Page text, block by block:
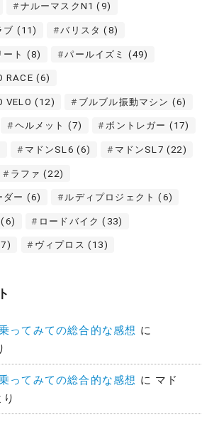
ナルーマスクN1 (9)
ブ (11) バリスタ (8)
ト (8) パールイズミ (49)
RACE (6)
VELO (12) ブルブル振動マシン (6)
ヘルメット (7) ボントレガー (17)
マドンSL6 (6) マドンSL7 (22)
ラファ (22)
ダー (6) ルディプロジェクト (6)
(6) ロードバイク (33)
ヴィプロス (13)
ってみての総合的な感想 に
ってみての総合的な感想 に マド
り